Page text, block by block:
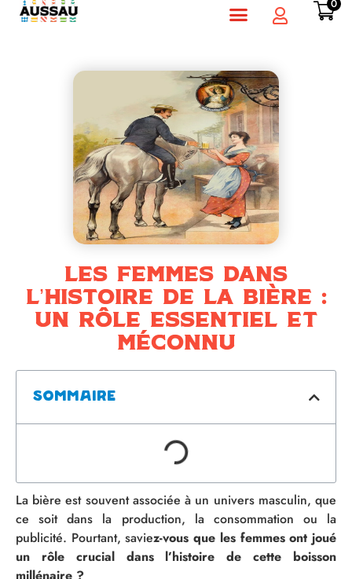
0
Les femmes dans
l’histoire de la bière :
un rôle essentiel et
méconnu
Sommaire
La bière est souvent associée à un univers masculin, que
ce soit dans la production, la consommation ou la
publicité. Pourtant, saviez-vous que les femmes ont joué
un rôle crucial dans l’histoire de cette boisson